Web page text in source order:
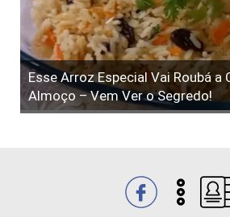
Esse Arroz Especial Vai Roubá a
Almoço – Vem Ver o Segredo!